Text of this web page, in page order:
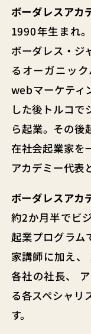
ボーダレスアカ
1990年生まれ
ボーダレス・ジ
るオーガニッ
webマーケティ
した後トルコで
ら起業。その後
在社会起業家を
アカデミー代表
ボーダレスアカ
約2か月半でビ
起業プログラム
家講師に加え
各社の社長、
る各スペシャリ
す。